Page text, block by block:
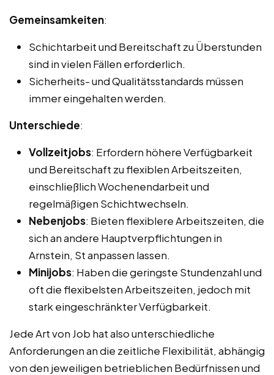
Gemeinsamkeiten:
Schichtarbeit und Bereitschaft zu Überstunden
sind in vielen Fällen erforderlich.
Sicherheits- und Qualitätsstandards müssen
immer eingehalten werden.
Unterschiede:
Vollzeitjobs: Erfordern höhere Verfügbarkeit
und Bereitschaft zu flexiblen Arbeitszeiten,
einschließlich Wochenendarbeit und
regelmäßigen Schichtwechseln.
Nebenjobs: Bieten flexiblere Arbeitszeiten, die
sich an andere Hauptverpflichtungen in
Arnstein, St anpassen lassen.
Minijobs: Haben die geringste Stundenzahl und
oft die flexibelsten Arbeitszeiten, jedoch mit
stark eingeschränkter Verfügbarkeit.
Jede Art von Job hat also unterschiedliche
Anforderungen an die zeitliche Flexibilität, abhängig
von den jeweiligen betrieblichen Bedürfnissen und